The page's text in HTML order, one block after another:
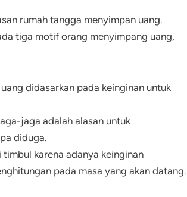
rumah tangga menyimpan uang.
tiga motif orang menyimpang uang,
didasarkan pada keinginan untuk
jaga adalah alasan untuk
diduga.
karena adanya keinginan
pada masa yang akan datang.